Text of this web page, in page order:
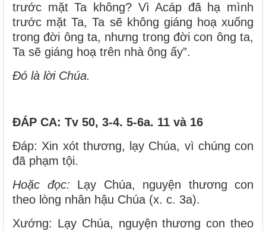
trước mặt Ta không? Vì Acáp đã hạ mình
trước mặt Ta, Ta sẽ không giáng hoạ xuống
trong đời ông ta, nhưng trong đời con ông ta,
Ta sẽ giáng hoạ trên nhà ông ấy”.
Ðó là lời Chúa.
ĐÁP CA: Tv 50, 3-4. 5-6a. 11 và 16
Ðáp: Xin xót thương, lạy Chúa, vì chúng con
đã phạm tội.
Hoặc đọc: Lạy Chúa, nguyện thương con
theo lòng nhân hậu Chúa (x. c. 3a).
Xướng: Lạy Chúa, nguyện thương con theo